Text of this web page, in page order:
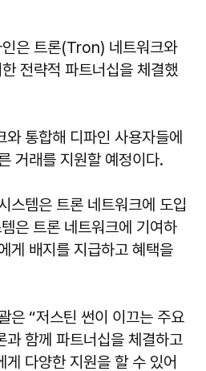
은 트론(Tron) 네트워크와
전략적 파트너십을 체결했
통합해 디파인 사용자들에
거래를 지원할 예정이다.
스템은 트론 네트워크에 도입
은 트론 네트워크에 기여하
게 배지를 지급하고 혜택을
은 “저스틴 썬이 이끄는 주요
과 함께 파트너십을 체결하고
게 다양한 지원을 할 수 있어